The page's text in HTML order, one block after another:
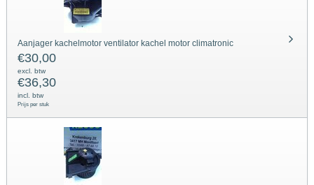
Aanjager kachelmotor ventilator kachel motor climatronic
€30,00
excl. btw
€36,30
incl. btw
Prijs per stuk